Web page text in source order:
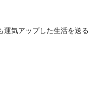
運気アップした生活を送る